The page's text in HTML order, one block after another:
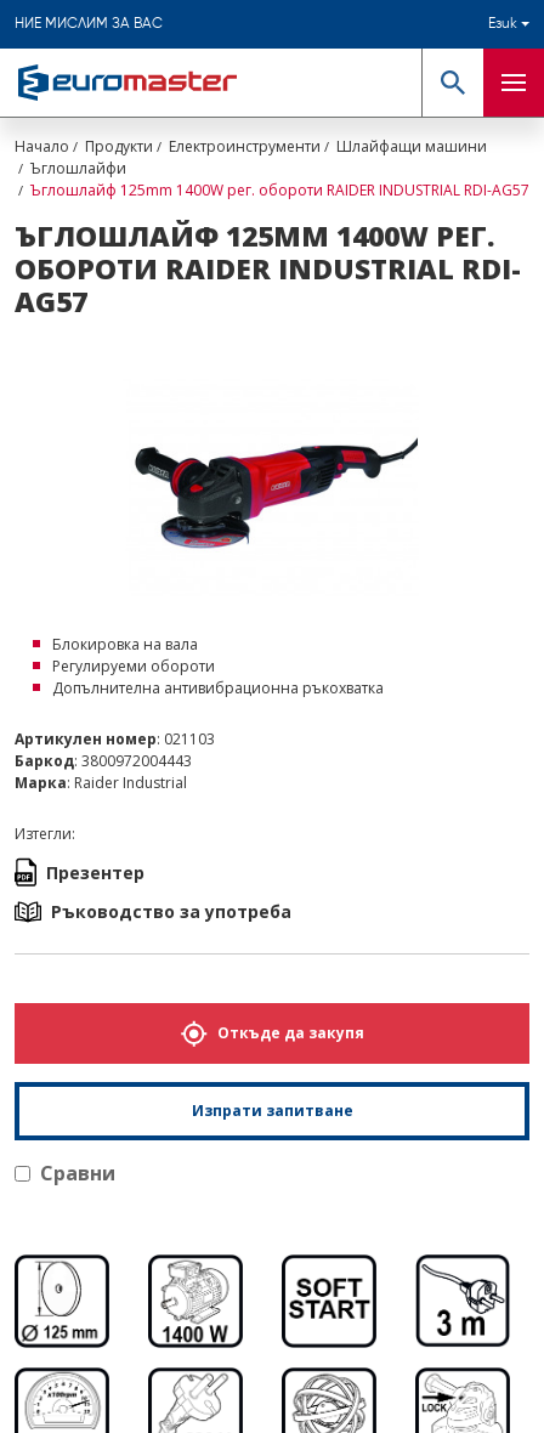
НИЕ МИСЛИМ ЗА ВАС Език
Търсене
Начало Продукти Електроинструменти
Шлайфащи машини
Ъглошлайфи
Ъглошлайф 125mm 1400W рег. обороти RAIDER INDUSTRIAL RDI-AG57
ЪГЛОШЛАЙФ 125MM 1400W РЕГ.
ОБОРОТИ RAIDER INDUSTRIAL RDI-
AG57
Блокировка на вала
Регулируеми обороти
Допълнителна антивибрационна ръкохватка
Артикулен номер: 021103
Баркод: 3800972004443
Марка: Raider Industrial
Изтегли:
Презентер
Ръководство за употреба
Откъде да закупя
Изпрати запитване
Сравни